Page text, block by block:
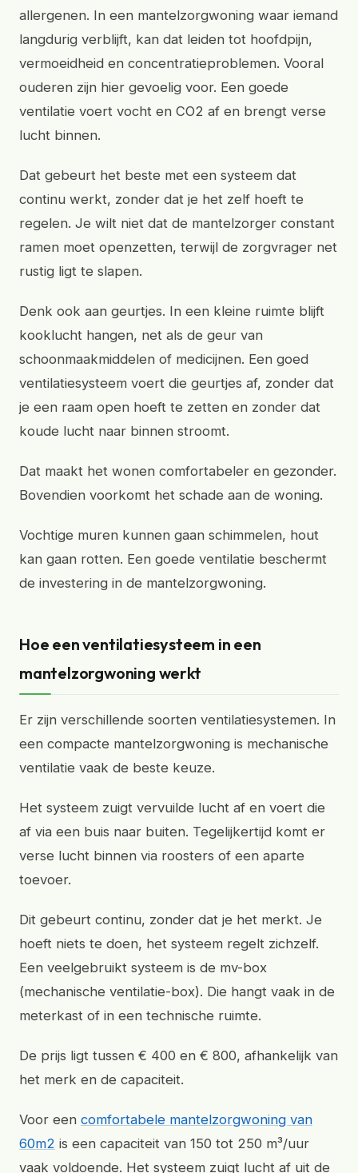
allergenen. In een mantelzorgwoning waar iemand
langdurig verblijft, kan dat leiden tot hoofdpijn,
vermoeidheid en concentratieproblemen. Vooral
ouderen zijn hier gevoelig voor. Een goede
ventilatie voert vocht en CO2 af en brengt verse
lucht binnen.
Dat gebeurt het beste met een systeem dat
continu werkt, zonder dat je het zelf hoeft te
regelen. Je wilt niet dat de mantelzorger constant
ramen moet openzetten, terwijl de zorgvrager net
rustig ligt te slapen.
Denk ook aan geurtjes. In een kleine ruimte blijft
kooklucht hangen, net als de geur van
schoonmaakmiddelen of medicijnen. Een goed
ventilatiesysteem voert die geurtjes af, zonder dat
je een raam open hoeft te zetten en zonder dat
koude lucht naar binnen stroomt.
Dat maakt het wonen comfortabeler en gezonder.
Bovendien voorkomt het schade aan de woning.
Vochtige muren kunnen gaan schimmelen, hout
kan gaan rotten. Een goede ventilatie beschermt
de investering in de mantelzorgwoning.
Hoe een ventilatiesysteem in een
mantelzorgwoning werkt
Er zijn verschillende soorten ventilatiesystemen. In
een compacte mantelzorgwoning is mechanische
ventilatie vaak de beste keuze.
Het systeem zuigt vervuilde lucht af en voert die
af via een buis naar buiten. Tegelijkertijd komt er
verse lucht binnen via roosters of een aparte
toevoer.
Dit gebeurt continu, zonder dat je het merkt. Je
hoeft niets te doen, het systeem regelt zichzelf.
Een veelgebruikt systeem is de mv-box
(mechanische ventilatie-box). Die hangt vaak in de
meterkast of in een technische ruimte.
De prijs ligt tussen € 400 en € 800, afhankelijk van
het merk en de capaciteit.
Voor een comfortabele mantelzorgwoning van
60m2 is een capaciteit van 150 tot 250 m³/uur
vaak voldoende. Het systeem zuigt lucht af uit de